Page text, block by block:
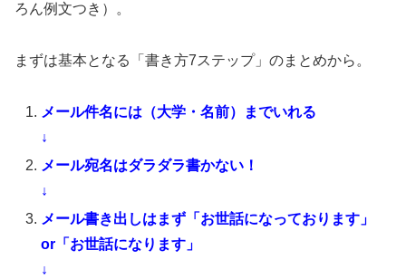
ろん例文つき）。
まずは基本となる「書き方7ステップ」のまとめから。
メール件名には（大学・名前）までいれる
↓
メール宛名はダラダラ書かない！
↓
メール書き出しはまず「お世話になっております」
or「お世話になります」
↓